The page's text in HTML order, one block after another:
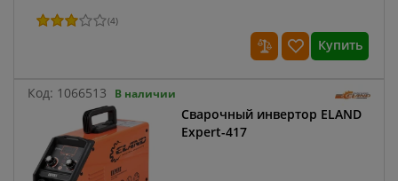
(4)
Купить
Код: 1066513 В наличии
Сварочный инвертор ELAND
Expert-417